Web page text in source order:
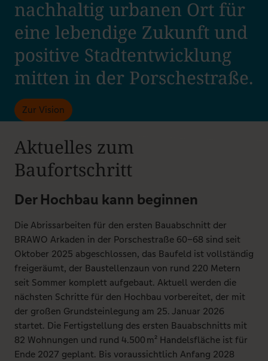
nachhaltig urbanen Ort für
eine lebendige Zukunft und
positive Stadtentwicklung
mitten in der Porschestraße.
Zur Vision
Aktuelles zum
Baufortschritt
Der Hochbau kann beginnen
Die Abrissarbeiten für den ersten Bauabschnitt der
BRAWO Arkaden in der Porschestraße 60–68 sind seit
Oktober 2025 abgeschlossen, das Baufeld ist vollständig
freigeräumt, der Baustellenzaun von rund 220 Metern
seit Sommer komplett aufgebaut. Aktuell werden die
nächsten Schritte für den Hochbau vorbereitet, der mit
der großen Grundsteinlegung am 25. Januar 2026
startet. Die Fertigstellung des ersten Bauabschnitts mit
82 Wohnungen und rund 4.500 m² Handelsfläche ist für
Ende 2027 geplant. Bis voraussichtlich Anfang 2028